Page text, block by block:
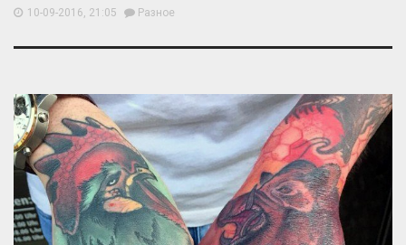
10-09-2016, 21:05 Разное